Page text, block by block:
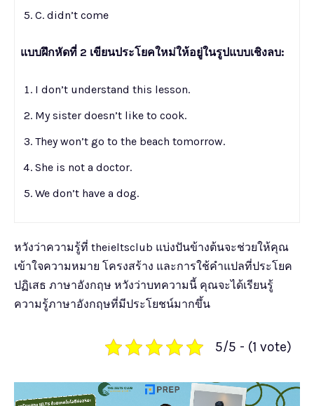
C. didn’t come
แบบฝึกหัดที่ 2 เขียนประโยคใหม่ให้อยู่ในรูปแบบเชิงลบ:
I don’t understand this lesson.
My sister doesn’t like to cook.
They won’t go to the beach tomorrow.
She is not a doctor.
We don’t have a dog.
หวังว่าความรู้ที่ theieltsclub แบ่งปันข้างต้นจะช่วยให้คุณ
เข้าใจความหมาย โครงสร้าง และการใช้คำแปลที่ประโยค
ปฏิเสธ ภาษาอังกฤษ หวังว่าบทความนี้ คุณจะได้เรียนรู้
ความรู้ภาษาอังกฤษที่มีประโยชน์มากขึ้น
5/5 - (1 vote)